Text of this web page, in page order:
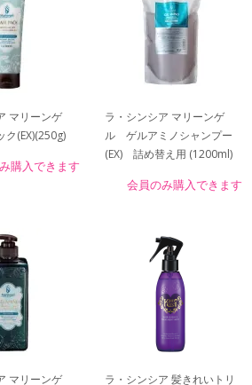
マリーンゲ
(EX)(250g)
購入できます
ラ・シンシア マリーンゲ
ル ゲルアミノシャンプー
(EX) 詰め替え用 (1200ml)
会員のみ購入できます
マリーンゲ
ラ・シンシア 髪きれいトリ